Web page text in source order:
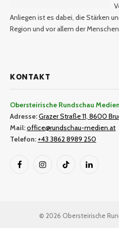
Anliegen ist es dabei, die Stärken
Region und vor allem der
KONTAKT
Obersteirische Rundschau
Adresse:Grazer Straße 11, 8600
Mail:office@rundschau-medien.at
Telefon: +43 3862 8989 250
FacebookInstagramTikTok LinkedIn
© 2026 Obersteirische